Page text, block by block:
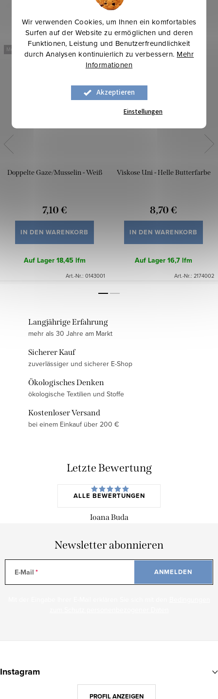
Wir verwenden Cookies, um Ihnen ein komfortables
Surfen auf der Website zu ermöglichen und deren
Funktionen, Leistung und Benutzerfreundlichkeit
durch Analysen kontinuierlich zu verbessern. Mehr
Informationen
Akzeptieren
Einstellungen
Mehr für weniger
Doppelte Gaze/Musselin - Weiß
7,10 €
IN DEN WARENKORB
Auf Lager 18,45 lfm
Art.-Nr.: 0143001
Viskose Uni - Helle Butterfarbe
8,70 €
IN DEN WARENKORB
Auf Lager 16,7 lfm
Art.-Nr.: 2174002
Langjährige Erfahrung
mehr als 30 Jahre am Markt
Sicherer Kauf
zuverlässiger und sicherer E-Shop
Ökologisches Denken
ökologische Textilien und Stoffe
Kostenloser Versand
bei einem Einkauf über 200 €
Letzte Bewertung
ALLE BEWERTUNGEN
Ioana Buda
Newsletter abonnieren
E-Mail ANMELDEN
uInstagram
PROFIL ANZEIGEN